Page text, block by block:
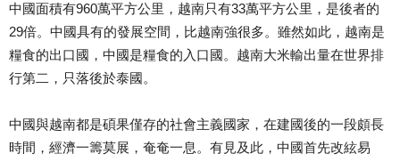
中國面積有960萬平方公里，越南只有33萬平方公里，是後者的
29倍。中國具有的發展空間，比越南強很多。雖然如此，越南是
糧食的出口國，中國是糧食的入口國。越南大米輸出量在世界排
行第二，只落後於泰國。
中國與越南都是碩果僅存的社會主義國家，在建國後的一段頗長
時間，經濟一籌莫展，奄奄一息。有見及此，中國首先改絃易